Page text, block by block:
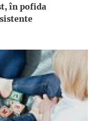
în pofida